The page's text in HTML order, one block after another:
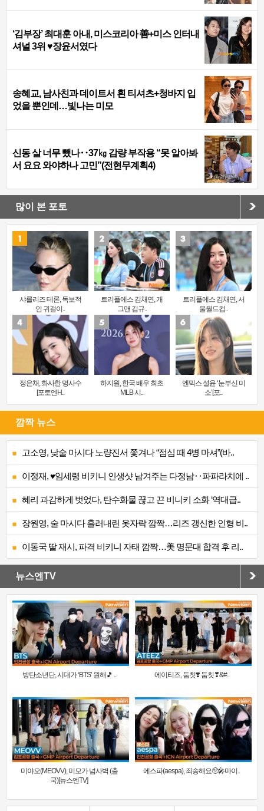
‘김부장’ 최대훈 아내, 미스코리아 善+미스 인터내
셔널 3위 ♥장윤서였다
송혜교, 남사친과 데이트서 흰 티셔츠+청바지 입
었을 뿐인데…빛나는 미모
신동 살 너무 뺐나‥37㎏ 감량 부작용 “못 알아봐
서 요요 와야하나 고민”(전현무계획4)
많이 본 포토
샤를리즈 테론, 독보적
인 귀걸이..
트리플에스 김채연, 개
그맨 김규..
트리플에스 김채연, 서
울월드컵..
정은채, 화사한 명사수
[포토엔H..
하지원, 한국 배우 최초
MLB 시..
엔믹스 설윤 ‘눈부신 미
소’[포..
깜짝 뉴스
고소영, 낮술 마시다 노량진서 쫓겨나 “점심 때 4병 마셔”(바..
이정재, ♥임세령 비키니 인생샷 남겨주는 다정남‥파파라치에 ..
혜리 과감하게 벗었다, 탄수화물 끊고 끈 비니키 소화 ‘역대급..
장원영, 술 마시다 흘러내린 옷자락 깜짝…리즈 갱신한 인형 비..
이동국 딸 재시, 파격 비키니 자태 깜짝…美 명문대 합격 후 리..
뉴스엔TV
방탄소년단, 시대가 ‘BTS’ 원해🎵 .. 에이티즈, 둠칫❣️ 둠칫❣&#..
미야오(MEOVV), 미모가 넘사벽 (출
국)[뉴스엔TV]
에스파(aespa), 죄송해요🥺🎤마이..